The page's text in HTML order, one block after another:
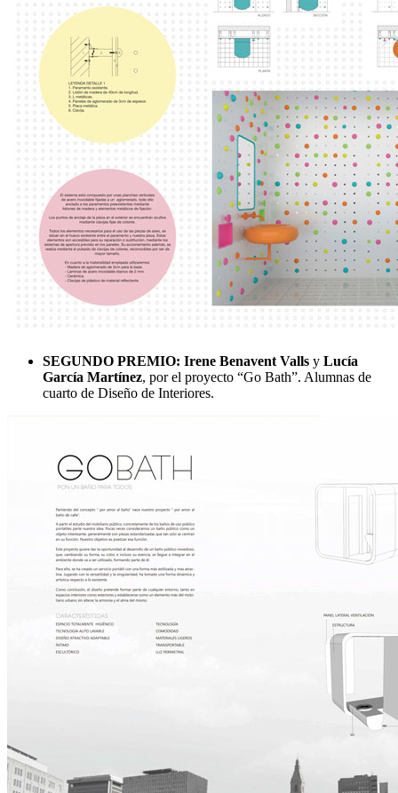
SEGUNDO PREMIO: Irene Benavent Valls y Lucía
García Martínez, por el proyecto “Go Bath”. Alumnas de
cuarto de Diseño de Interiores.